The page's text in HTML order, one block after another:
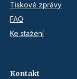
Tiskové zprávy
FAQ
Ke stažení
Kontakt